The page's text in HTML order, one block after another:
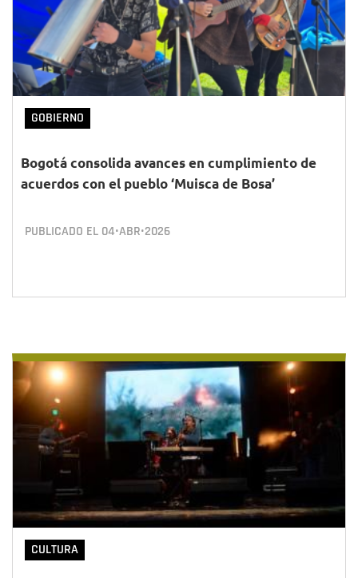
GOBIERNO
Bogotá consolida avances en cumplimiento de
acuerdos con el pueblo ‘Muisca de Bosa’
PUBLICADO EL 04•ABR•2026
CULTURA